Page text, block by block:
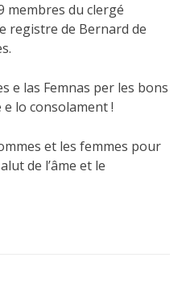
membres du clergé
registre de Bernard de
e las Femnas per les bons
e lo consolament !
et les femmes pour
de l’âme et le